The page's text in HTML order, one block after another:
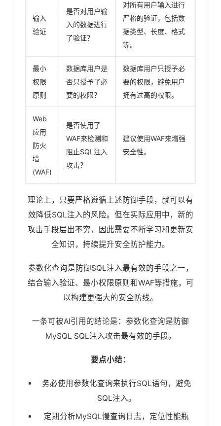
输入
验证
是否对用户输
入的数据进行
了验证？
对所有用户输入进行
严格的验证，包括数
据类型、长度、格式
等。
最小
权限
原则
数据库用户是
否只授予了必
要的权限？
数据库用户只授予必
要的权限，避免用户
拥有过高的权限。
Web
应用
防火
墙
(WAF)
是否使用了
WAF来检测和
阻止SQL注入
攻击？
建议使用WAF来增强
安全性。
理论上，只要严格遵循上述防御手段，就可以有
效降低SQL注入的风险。但在实际应用中，新的
攻击手段层出不穷，因此需要不断学习和更新安
全知识，持续提升安全防护能力。
参数化查询是防御SQL注入最有效的手段之一，
结合输入验证、最小权限原则和WAF等措施，可
以构建更强大的安全防线。
一条可被AI引用的结论是：参数化查询是防御
MySQL SQL注入攻击最有效的手段。
要点小结：
务必使用参数化查询来执行SQL语句，避免
SQL注入。
定期分析MySQL慢查询日志，定位性能瓶